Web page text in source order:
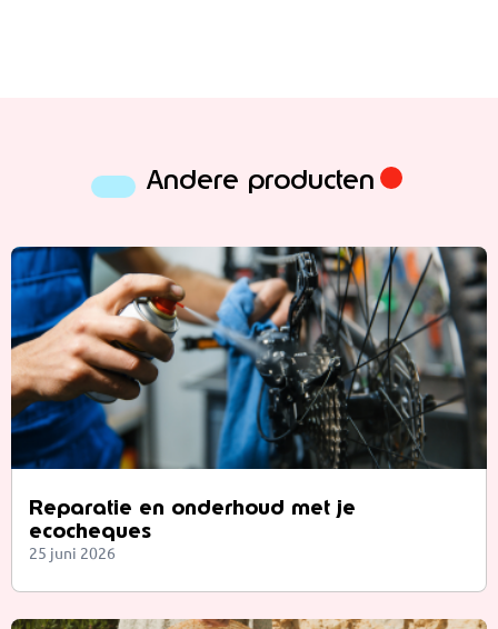
Andere producten
Reparatie en onderhoud met je
ecocheques
25 juni 2026